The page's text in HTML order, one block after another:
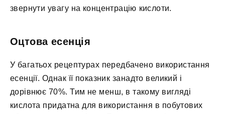
звернути увагу на концентрацію кислоти.
Оцтова есенція
У багатьох рецептурах передбачено використання
есенції. Однак її показник занадто великий і
дорівнює 70%. Тим не менш, в такому вигляді
кислота придатна для використання в побутових